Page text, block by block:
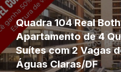
Quadra 104 Real
Apartamento de 4
Suítes com 2 Vagas
Águas Claras/DF